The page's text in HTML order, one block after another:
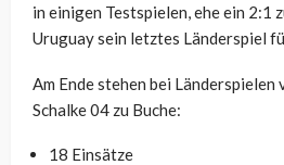
in einigen Testspielen, ehe ein 2:1
Uruguay sein letztes Länderspiel
Am Ende stehen bei
Schalke 04 zu Buche:
18 Einsätze